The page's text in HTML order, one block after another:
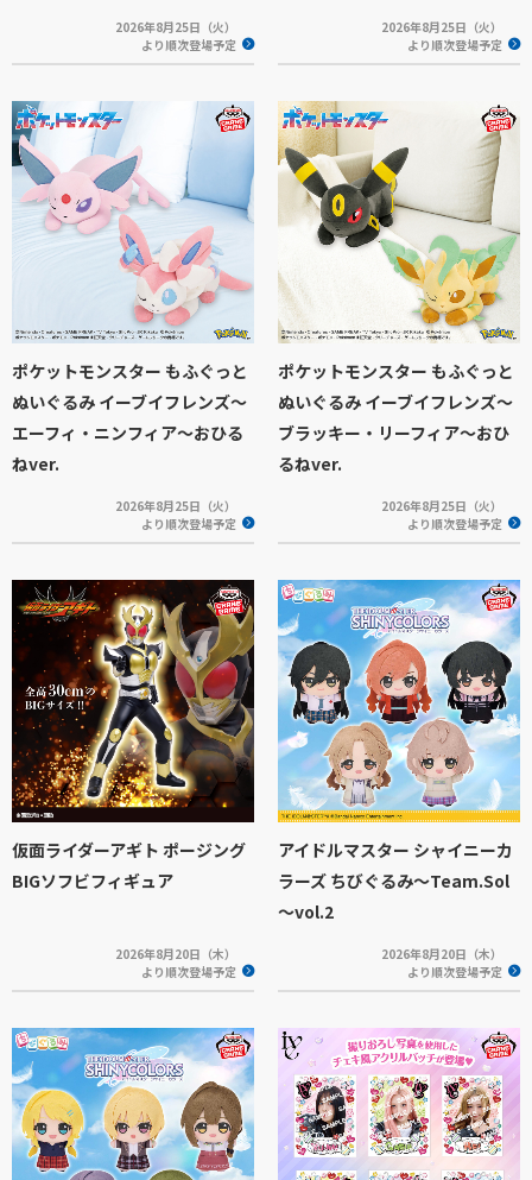
2026年8月25日（火）
より順次登場予定
2026年8月25日（火）
より順次登場予定
ポケットモンスター もふぐっと
ぬいぐるみ イーブイフレンズ～
エーフィ・ニンフィア～おひる
ねver.
2026年8月25日（火）
より順次登場予定
ポケットモンスター もふぐっと
ぬいぐるみ イーブイフレンズ～
ブラッキー・リーフィア～おひ
るねver.
2026年8月25日（火）
より順次登場予定
仮面ライダーアギト ポージング
BIGソフビフィギュア
2026年8月20日（木）
より順次登場予定
アイドルマスター シャイニーカ
ラーズ ちびぐるみ～Team.Sol
～vol.2
2026年8月20日（木）
より順次登場予定